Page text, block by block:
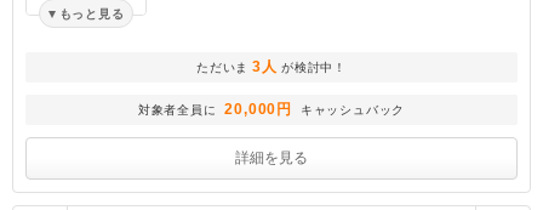
もっと見る
ただいま 3人 が検討中！
対象者全員に 20,000円 キャッシュバック
詳細を見る